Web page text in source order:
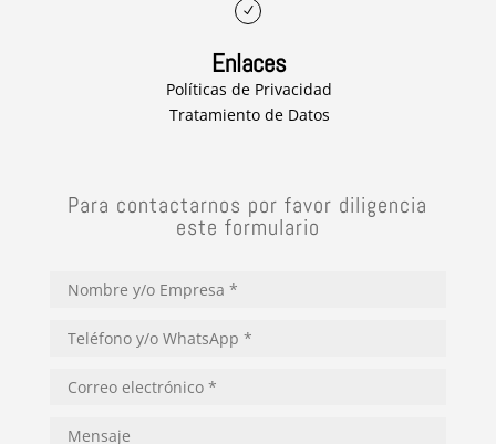
N
Enlaces
Políticas de Privacidad
Tratamiento de Datos
Para contactarnos por favor diligencia
este formulario